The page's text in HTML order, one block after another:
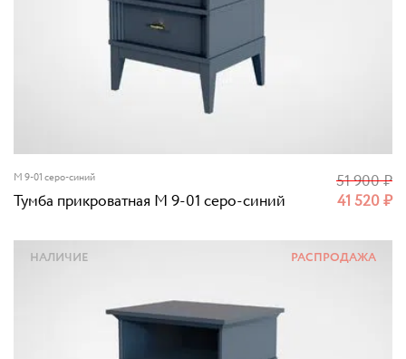
M 9-01 серо-синий
Тумба прикроватная M 9-01 серо-синий 41 520₽
51 900₽
РАСПРОДАЖА
НАЛИЧИЕ